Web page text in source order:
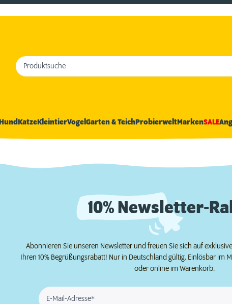
Produktsuche
HundKatzeKleintierVogel Garten & TeichProbierweltMarkenSALE
10% Newsletter-
Abonnieren Sie unseren Newsletter und freuen Sie sich auf
Ihren 10% Begrüßungsrabatt! Nur in Deutschland gültig. Einlösbar im
oder online im Warenkorb.
E-Mail-Adresse*